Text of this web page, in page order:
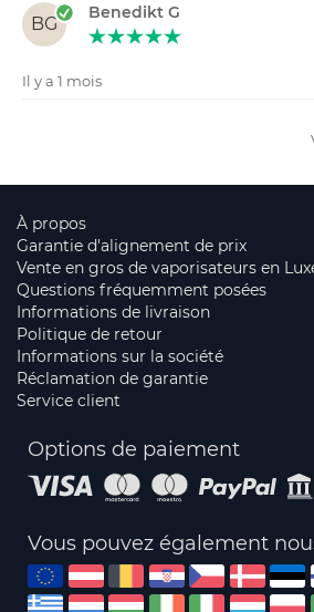
BG
Benedikt G
Il y a 1 mois
À propos
Garantie d'alignement de prix
Vente en gros de vaporisateurs en
Questions fréquemment posées
Informations de livraison
Politique de retour
Informations sur la société
Réclamation de garantie
Service client
Options de paiement
Vous pouvez également